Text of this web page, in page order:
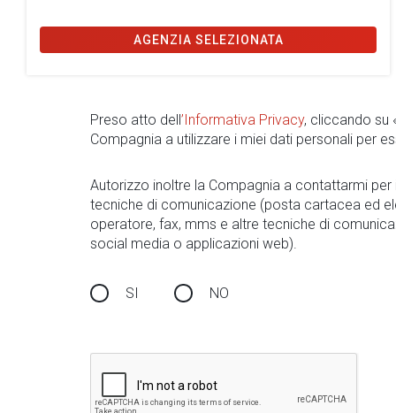
AGENZIA SELEZIONATA
Preso atto dell’Informativa Privacy, cliccando su
Compagnia a utilizzare i miei dati personali per
Autorizzo inoltre la Compagnia a contattarmi
tecniche di comunicazione (posta cartacea ed
operatore, fax, mms e altre tecniche di
social media o applicazioni web).
SI NO